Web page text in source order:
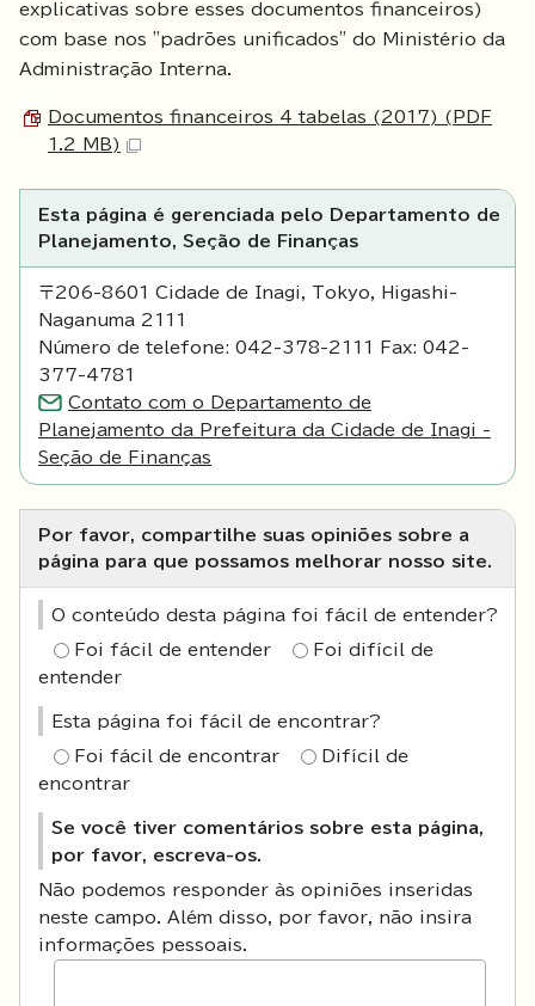
explicativas sobre esses documentos financeiros)
com base nos "padrões unificados" do Ministério da
Administração Interna.
Documentos financeiros 4 tabelas (2017) (PDF
1.2 MB)
Esta página é gerenciada pelo Departamento de
Planejamento, Seção de Finanças
〒206-8601 Cidade de Inagi, Tokyo, Higashi-
Naganuma 2111
Número de telefone: 042-378-2111 Fax: 042-
377-4781
Contato com o Departamento de
Planejamento da Prefeitura da Cidade de Inagi -
Seção de Finanças
Por favor, compartilhe suas opiniões sobre a
página para que possamos melhorar nosso site.
O conteúdo desta página foi fácil de entender?
Foi fácil de entender
Foi difícil de
entender
Esta página foi fácil de encontrar?
Foi fácil de encontrar
Difícil de
encontrar
Se você tiver comentários sobre esta página,
por favor, escreva-os.
Não podemos responder às opiniões inseridas
neste campo. Além disso, por favor, não insira
informações pessoais.